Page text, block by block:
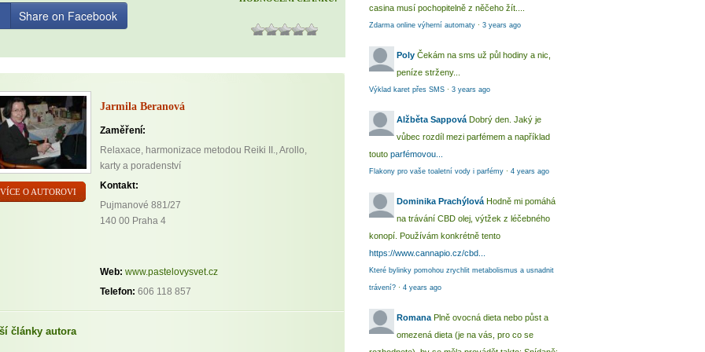
Share on Facebook
VÍCE O AUTOROVI
Jarmila Beranová
Zaměření:
Relaxace, harmonizace metodou Reiki II., Arollo,
karty a poradenství
Kontakt:
Pujmanové 881/27
140 00 Praha 4
Web: www.pastelovysvet.cz
Telefon: 606 118 857
články autora
casina musí pochopitelně z něčeho žít....
Zdarma online výherní automaty · 3 years ago
Poly Čekám na sms už půl hodiny a nic,
peníze strženy...
Výklad karet přes SMS · 3 years ago
Alžběta Sappová Dobrý den. Jaký je
vůbec rozdíl mezi parfémem a například
touto parfémovou...
Flakony pro vaše toaletní vody i parfémy · 4 years ago
Dominika Prachýlová Hodně mi pomáhá
na trávání CBD olej, výtžek z léčebného
konopí. Používám konkrétně tento
https://www.cannapio.cz/cbd...
Které bylinky pomohou zrychlit metabolismus a usnadnit
trávení? · 4 years ago
Romana Plně ovocná dieta nebo půst a
omezená dieta (je na vás, pro co se